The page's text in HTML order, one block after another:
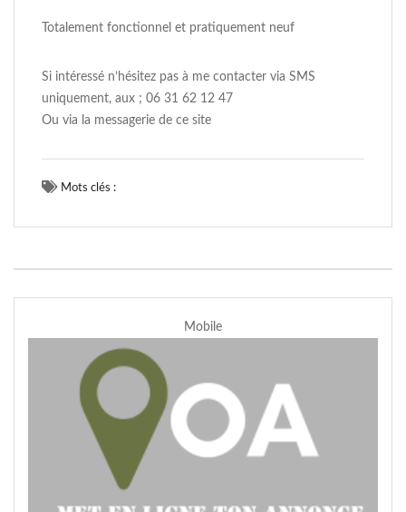
Totalement fonctionnel et pratiquement neuf
Si intéressé n’hésitez pas à me contacter via SMS
uniquement, aux ; 06 31 62 12 47
Ou via la messagerie de ce site
Mots clés :
Mobile